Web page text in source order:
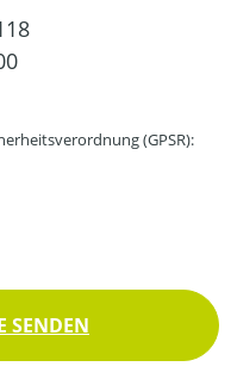
(GPSR):
SENDEN